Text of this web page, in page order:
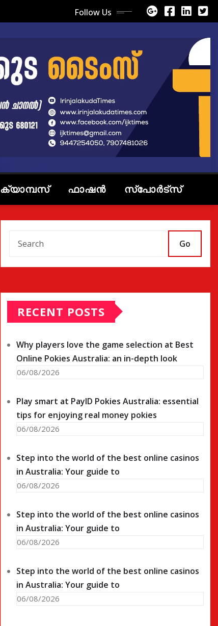
Follow Us
ക്യാമ്പസ് ഫാഷൻ സ്പോർട്സ്
Go
RECENT POSTS
Why players love the game selection at Best
Online Pokies Australia: an in-depth look
06/08/2026
Play smart at PayID Pokies Australia: essential
tips for enjoying real money pokies
06/08/2026
Step into the world of the best online casinos
in Australia: Your guide to
06/08/2026
Step into the world of the best online casinos
in Australia: Your guide to
06/08/2026
Step into the world of the best online casinos
in Australia: Your guide to
06/08/2026